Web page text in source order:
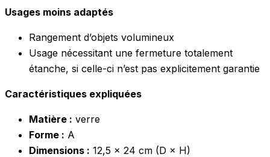
Usages moins adaptés
Rangement d’objets volumineux
Usage nécessitant une fermeture totalement
étanche, si celle-ci n’est pas explicitement garantie
Caractéristiques expliquées
Matière : verre
Forme : A
Dimensions : 12,5 × 24 cm (D × H)